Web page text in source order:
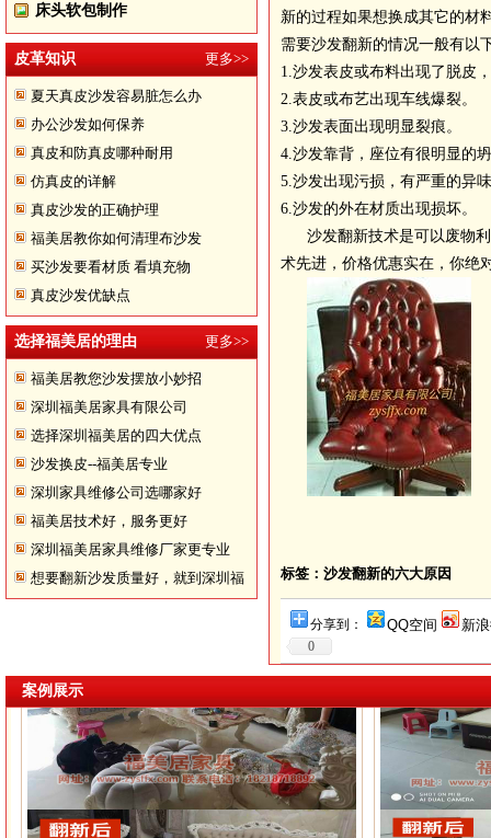
床头软包制作
皮革知识 更多>>
夏天真皮沙发容易脏怎么办
办公沙发如何保养
真皮和防真皮哪种耐用
仿真皮的详解
真皮沙发的正确护理
福美居教你如何清理布沙发
买沙发要看材质 看填充物
真皮沙发优缺点
选择福美居的理由 更多>>
福美居教您沙发摆放小妙招
深圳福美居家具有限公司
选择深圳福美居的四大优点
沙发换皮--福美居专业
深圳家具维修公司选哪家好
福美居技术好，服务更好
深圳福美居家具维修厂家更专业
想要翻新沙发质量好，就到深圳福
新的过程如果想换成其它的材
需要沙发翻新的情况一般有以
1.沙发表皮或布料出现了脱皮
2.表皮或布艺出现车线爆裂。
3.沙发表面出现明显裂痕。
4.沙发靠背，座位有很明显的
5.沙发出现污损，有严重的异
6.沙发的外在材质出现损坏。
沙发翻新技术是可以废物
术先进，价格优惠实在，你绝
标签：沙发翻新的六大原因
分享到： QQ空间 新
0
案例展示
深圳沙发翻新